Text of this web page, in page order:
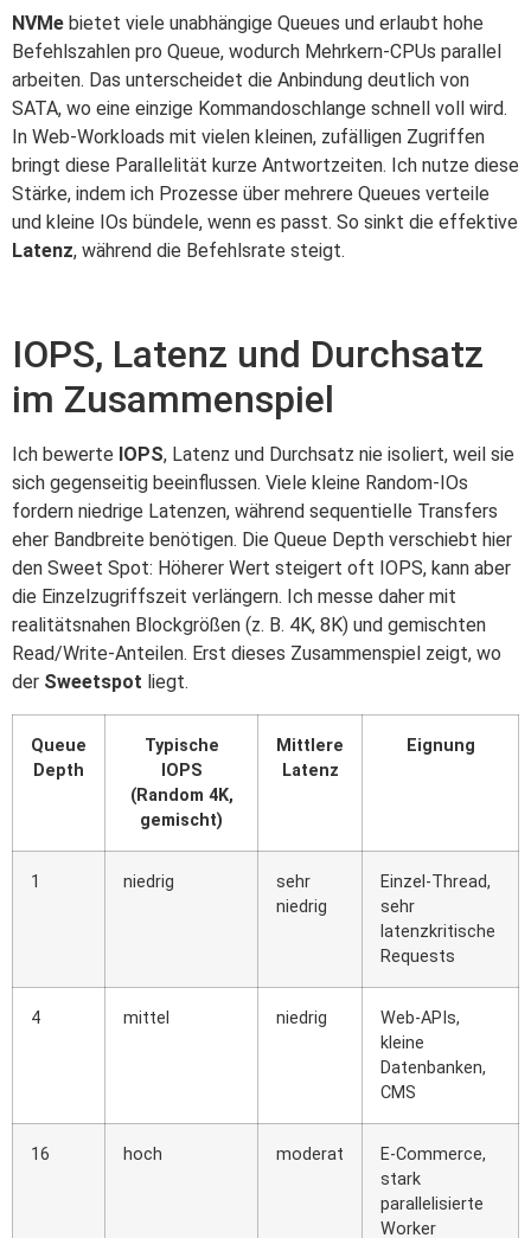
NVMe bietet viele unabhängige Queues und erlaubt hohe
Befehlszahlen pro Queue, wodurch Mehrkern-CPUs parallel
arbeiten. Das unterscheidet die Anbindung deutlich von
SATA, wo eine einzige Kommando­schlange schnell voll wird.
In Web-Workloads mit vielen kleinen, zufälligen Zugriffen
bringt diese Parallelität kurze Antwortzeiten. Ich nutze diese
Stärke, indem ich Prozesse über mehrere Queues verteile
und kleine IOs bündele, wenn es passt. So sinkt die effektive
Latenz, während die Befehlsrate steigt.
IOPS, Latenz und Durchsatz
im Zusammenspiel
Ich bewerte IOPS, Latenz und Durchsatz nie isoliert, weil sie
sich gegenseitig beeinflussen. Viele kleine Random-IOs
fordern niedrige Latenzen, während sequentielle Transfers
eher Bandbreite benötigen. Die Queue Depth verschiebt hier
den Sweet Spot: Höherer Wert steigert oft IOPS, kann aber
die Einzelzugriffszeit verlängern. Ich messe daher mit
realitätsnahen Blockgrößen (z. B. 4K, 8K) und gemischten
Read/Write-Anteilen. Erst dieses Zusammenspiel zeigt, wo
der Sweetspot liegt.
Queue
Depth
Typische
IOPS
(Random 4K,
gemischt)
Mittlere
Latenz
Eignung
1 niedrig
sehr
niedrig
Einzel-Thread,
sehr
latenzkritische
Requests
4 mittel niedrig
Web-APIs,
kleine
Datenbanken,
CMS
16 hoch moderat
E-Commerce,
stark
parallelisierte
Worker